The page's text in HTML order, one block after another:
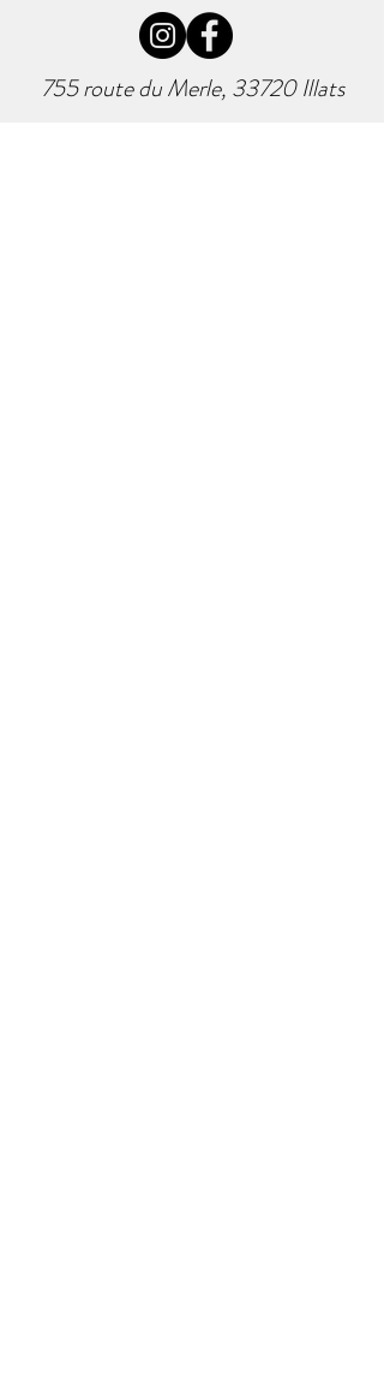
755 route du Merle, 33720 Illats